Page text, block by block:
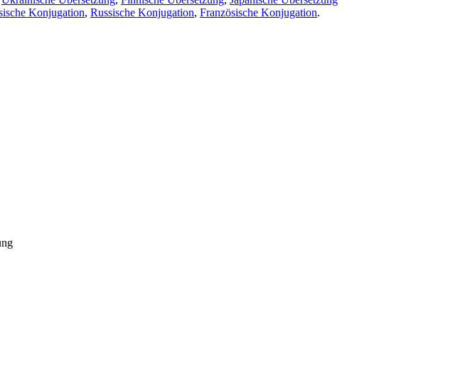
Konjugation, Russische Konjugation, Französische Konjugation.